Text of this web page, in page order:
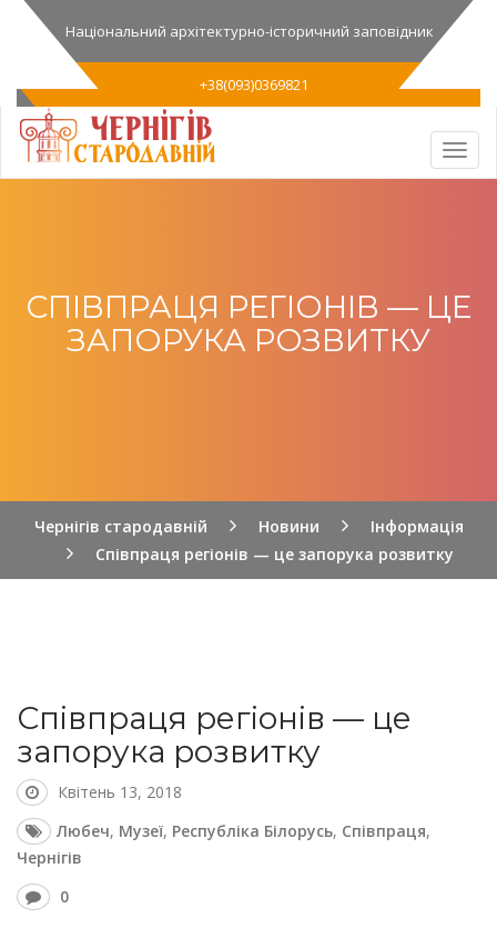
Національний архітектурно-історичний заповідник
+38(093)0369821
СПІВПРАЦЯ РЕГІОНІВ — ЦЕ
ЗАПОРУКА РОЗВИТКУ
Чернігів стародавній Новини
Інформація
Співпраця регіонів — це запорука розвитку
Співпраця регіонів — це
запорука розвитку
Квітень 13, 2018
Любеч, Музеї, Республіка Білорусь, Співпраця,
Чернігів
0